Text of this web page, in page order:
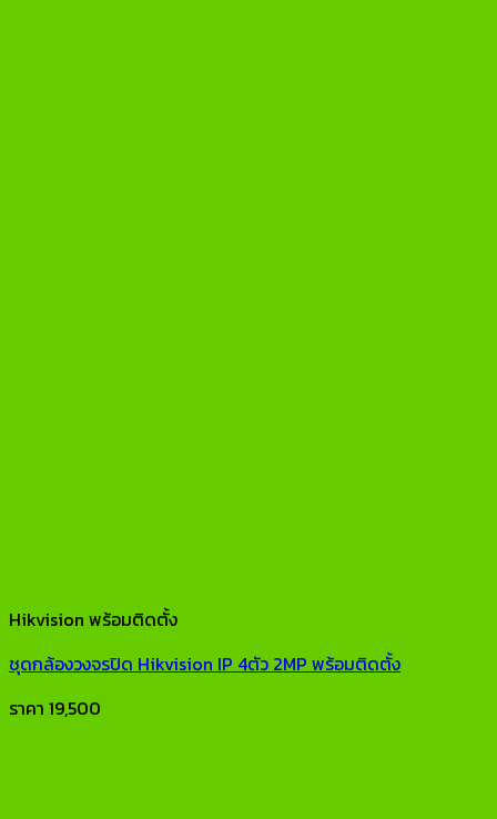
Hikvision พร้อมติดตั้ง
ชุดกล้องวงจรปิด Hikvision IP 4ตัว 2MP พร้อมติดตั้ง
ราคา 19,500